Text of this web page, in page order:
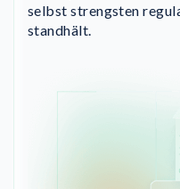
selbst strengsten
standhält.